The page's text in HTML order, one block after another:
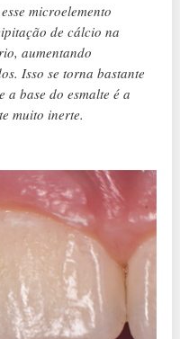
microelemento
de cálcio na
aumentando
Isso se torna bastante
a base do esmalte é a
muito inerte.